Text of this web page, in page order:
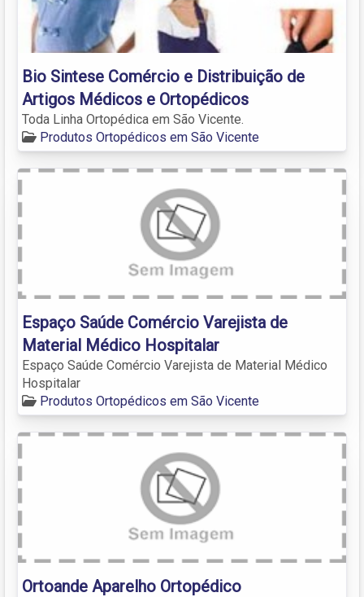
Bio Sintese Comércio e Distribuição de
Artigos Médicos e Ortopédicos
Toda Linha Ortopédica em São Vicente.
Produtos Ortopédicos em São Vicente
Espaço Saúde Comércio Varejista de
Material Médico Hospitalar
Espaço Saúde Comércio Varejista de Material Médico
Hospitalar
Produtos Ortopédicos em São Vicente
Ortoande Aparelho Ortopédico